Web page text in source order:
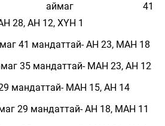
аймаг 41
28, АН 12, ХҮН 1
41 мандаттай- АН 23, МАН 18
35 мандаттай- МАН 23, АН 12
мандаттай- МАН 15, АН 14
29 мандаттай- АН 18, МАН 11